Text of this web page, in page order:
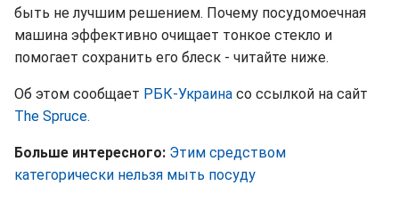
быть не лучшим решением. Почему посудомоечная
машина эффективно очищает тонкое стекло и
помогает сохранить его блеск - читайте ниже.
Об этом сообщает РБК-Украина со ссылкой на сайт
The Spruce.
Больше интересного: Этим средством
категорически нельзя мыть посуду